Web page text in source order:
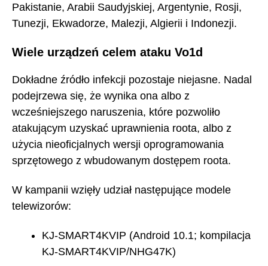
Pakistanie, Arabii Saudyjskiej, Argentynie, Rosji,
Tunezji, Ekwadorze, Malezji, Algierii i Indonezji.
Wiele urządzeń celem ataku Vo1d
Dokładne źródło infekcji pozostaje niejasne. Nadal
podejrzewa się, że wynika ona albo z
wcześniejszego naruszenia, które pozwoliło
atakującym uzyskać uprawnienia roota, albo z
użycia nieoficjalnych wersji oprogramowania
sprzętowego z wbudowanym dostępem roota.
W kampanii wzięły udział następujące modele
telewizorów:
KJ-SMART4KVIP (Android 10.1; kompilacja
KJ-SMART4KVIP/NHG47K)